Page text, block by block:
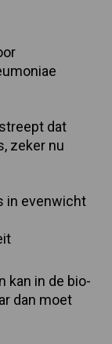
dat
zeker nu
in evenwicht
kan in de bio-
dan moet